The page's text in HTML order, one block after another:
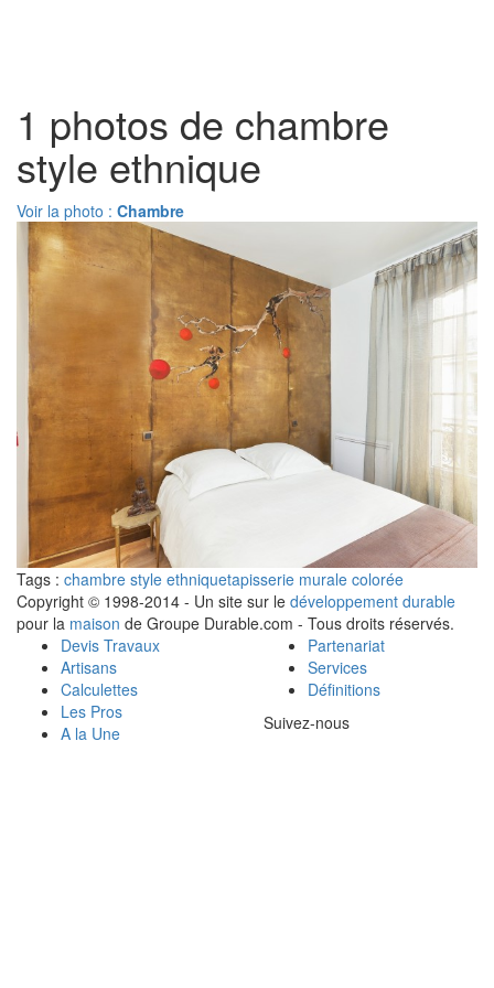
1 photos de chambre
style ethnique
Voir la photo : Chambre
Tags : chambre style ethniquetapisserie murale colorée
Copyright © 1998-2014 - Un site sur le développement durable
pour la maison de Groupe Durable.com - Tous droits réservés.
Devis Travaux
Artisans
Calculettes
Les Pros
A la Une
Partenariat
Services
Définitions
Suivez-nous